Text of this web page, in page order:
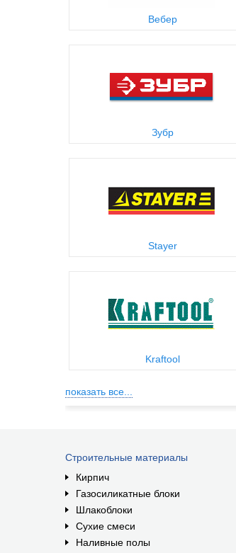
Вебер
Зубр
Stayer
Kraftool
показать все...
Строительные материалы
Кирпич
Газосиликатные блоки
Шлакоблоки
Сухие смеси
Наливные полы